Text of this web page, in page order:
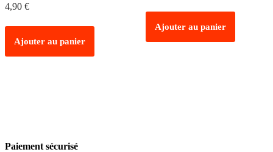
4,90 €
Ajouter au panier
Ajouter au panier
Paiement sécurisé